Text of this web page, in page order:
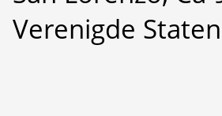
Verenigde Staten